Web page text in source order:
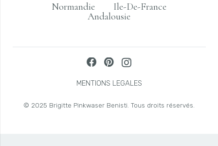
Normandie
Ile-De-France
Andalousie
MENTIONS LEGALES
© 2025 Brigitte Pinkwaser Benisti. Tous droits réservés.